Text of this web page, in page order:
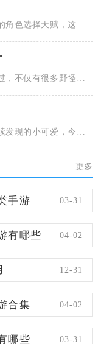
色选择天赋，这些
不仅有很多野怪，
发现的小可爱，今天
更多
手游 03-31
有哪些 04-02
12-31
合集 04-02
哪些 03-31